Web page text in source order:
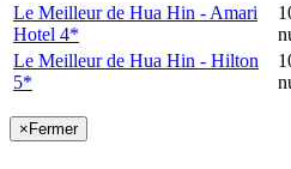
Le Meilleur de Hua Hin - Amari
Hotel 4*
Le Meilleur de Hua Hin - Hilton
5*
×Fermer